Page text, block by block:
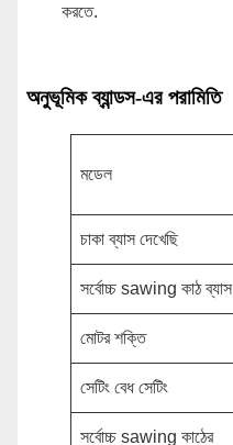
করতে.
অনুভূমিক ব্যান্ডস-এর পরামিতি
মডেল
চাকা ব্যাস দেখেছি
সর্বোচ্চ sawing কাঠ ব্যাস
মোটর শক্তি
সেটিং বেধ সেটিং
সর্বোচ্চ sawing কাঠের